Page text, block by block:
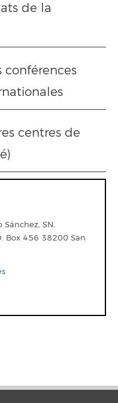
de la
conférences
centres de
Sánchez, SN.
Box 456 38200 San